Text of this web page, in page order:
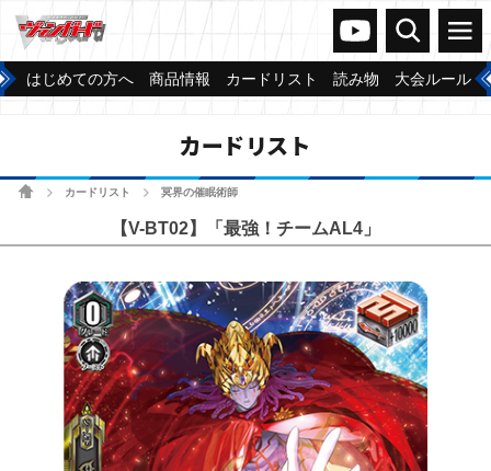
ヴァンガードch
検索 メニュー
はじめての方へ 商品情報 カードリスト 読み物 大会ルール
カードリスト
ホームカードリスト 冥界の催眠術師
【V-BT02】「最強！チームAL4」